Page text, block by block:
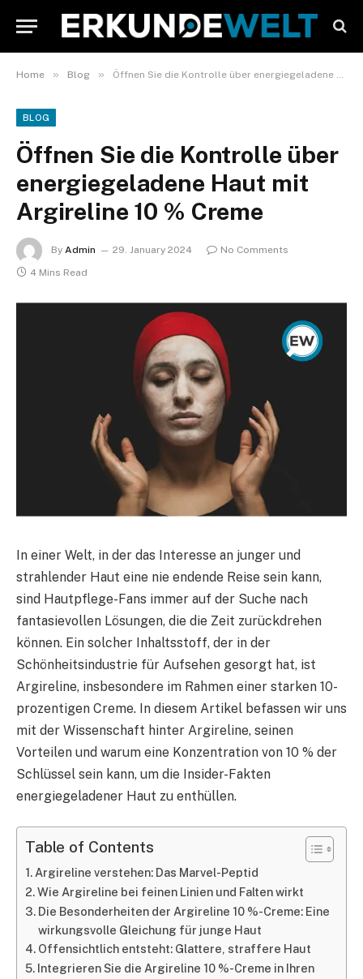
Home » Blog » Öffnen Sie die Kontrolle über energiegeladene Haut mit Argireline 10 % Creme
BLOG
Öffnen Sie die Kontrolle über
energiegeladene Haut mit
Argireline 10 % Creme
By Admin 29. January 2024
No Comments
4 Mins Read
In einer Welt, in der das Interesse an junger und
strahlender Haut eine nie endende Reise sein kann,
sind Hautpflege-Fans immer auf der Suche nach
fantasievollen Lösungen, die die Zeit zurückdrehen
können. Ein solcher Inhaltsstoff, der in der
Schönheitsindustrie für Aufsehen gesorgt hat, ist
Argireline, insbesondere im Rahmen einer starken 10-
prozentigen Creme. In diesem Artikel befassen wir uns
mit der Wissenschaft hinter Argireline, seinen
Vorteilen und warum eine Konzentration von 10 % der
Schlüssel sein kann, um die Insider-Fakten
energiegeladener Haut zu enthüllen.
Table of Contents
Argireline verstehen: Das Marvel-Peptid
Wie Argireline bei feinen Linien und Falten wirkt
Die Besonderheiten der Argireline 10 %-Creme: Eine
wirkungsvolle Gleichung für junge Haut
Offensichtlich entsteht: Glattere, straffere Haut
Integrieren Sie die Argireline 10 %-Creme in Ihren